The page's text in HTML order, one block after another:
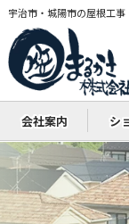
宇治市・城陽市の屋根工
会社案内 シ